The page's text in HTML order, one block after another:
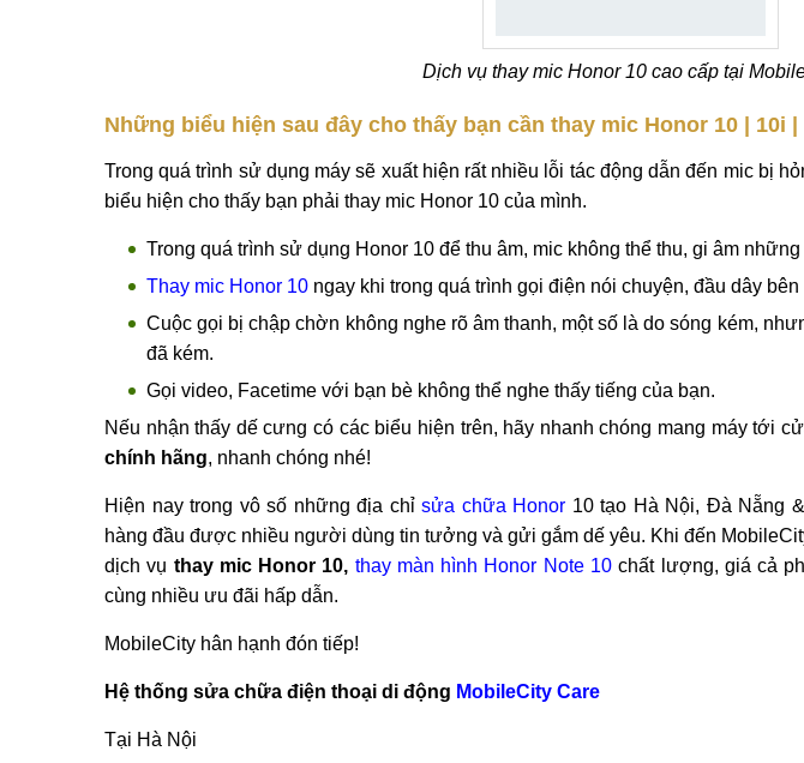
Dịch vụ thay mic Honor 10 cao cấp tại
Những biểu hiện sau đây cho thấy bạn cần thay mic Honor 10 | 10i |
Trong quá trình sử dụng máy sẽ xuất hiện rất nhiều lỗi tác động dẫn đến mic bị
biểu hiện cho thấy bạn phải thay mic Honor 10 của mình.
Trong quá trình sử dụng Honor 10 để thu âm, mic không thể thu, gi âm những
Thay mic Honor 10 ngay khi trong quá trình gọi điện nói chuyện, đầu dây
Cuộc gọi bị chập chờn không nghe rõ âm thanh, một số là do sóng kém,
đã kém.
Gọi video, Facetime với bạn bè không thể nghe thấy tiếng của bạn.
Nếu nhận thấy dế cưng có các biểu hiện trên, hãy nhanh chóng mang máy tới
chính hãng, nhanh chóng nhé!
Hiện nay trong vô số những địa chỉsửa chữa Honor 10 tạo Hà Nội, Đà Nẵng
hàng đầu được nhiều người dùng tin tưởng và gửi gắm dế yêu. Khi đến
dịch vụ thay mic Honor 10, thay màn hình Honor Note 10 chất lượng, giá cả
cùng nhiều ưu đãi hấp dẫn.
MobileCity hân hạnh đón tiếp!
Hệ thống sửa chữa điện thoại di động MobileCity Care
Tại Hà Nội